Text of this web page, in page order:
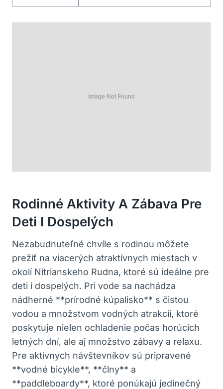
Rodinné ⁤aktivity ⁢a Zábava Pre
⁣deti I Dospelých
Nezabudnuteľné chvíle‍ s‌ rodinou môžete‌
prežiť na⁢ viacerých atraktívnych miestach v
okolí Nitrianskeho Rudna, ktoré sú‍ ideálne ​pre
deti i dospelých. Pri vode sa nachádza
‍nádherné **prírodné ‌kúpalisko** s čistou
vodou a množstvom vodných⁤ atrakcií, ktoré
poskytuje nielen ochladenie počas horúcich
letných dní, ale aj množstvo zábavy a relaxu.
Pre aktívnych návštevníkov sú pripravené
**vodné bicykle**, **člny** a
**paddleboardy**, ⁢ktoré ‌ponúkajú jedinečný